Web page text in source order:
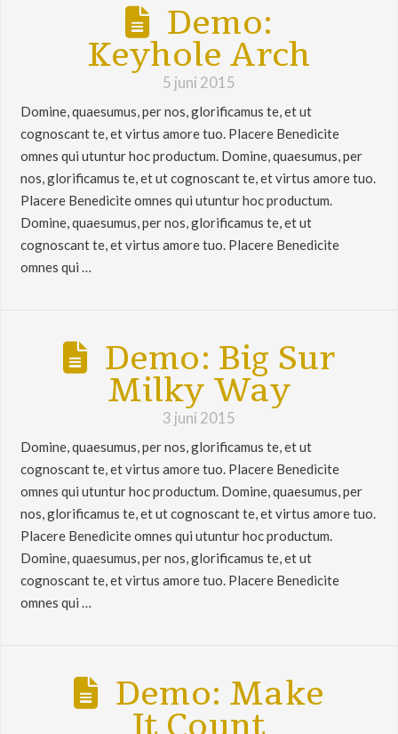
Demo:
Keyhole Arch
5 juni 2015
Domine, quaesumus, per nos, glorificamus te, et ut
cognoscant te, et virtus amore tuo. Placere Benedicite
omnes qui utuntur hoc productum. Domine, quaesumus, per
nos, glorificamus te, et ut cognoscant te, et virtus amore tuo.
Placere Benedicite omnes qui utuntur hoc productum.
Domine, quaesumus, per nos, glorificamus te, et ut
cognoscant te, et virtus amore tuo. Placere Benedicite
omnes qui …
Demo: Big Sur
Milky Way
3 juni 2015
Domine, quaesumus, per nos, glorificamus te, et ut
cognoscant te, et virtus amore tuo. Placere Benedicite
omnes qui utuntur hoc productum. Domine, quaesumus, per
nos, glorificamus te, et ut cognoscant te, et virtus amore tuo.
Placere Benedicite omnes qui utuntur hoc productum.
Domine, quaesumus, per nos, glorificamus te, et ut
cognoscant te, et virtus amore tuo. Placere Benedicite
omnes qui …
Demo: Make